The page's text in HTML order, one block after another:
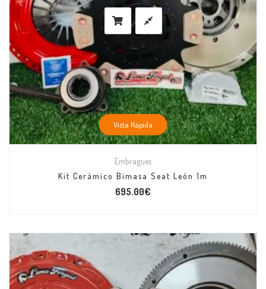
Vista Rápida
Embragues
Kit Cerámico Bimasa Seat León 1m
695.00€